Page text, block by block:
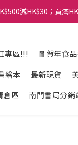
減HK$30；買滿
專區!!! 🧧賀年食
繪本 最新現貨
倉區 南門書局分銷